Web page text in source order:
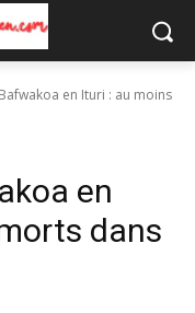
en Ituri : au moins
en
dans